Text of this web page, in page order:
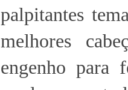
palpitantes
melhores
engenho para